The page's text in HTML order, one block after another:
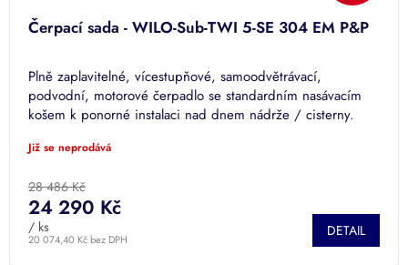
Čerpací sada - WILO-Sub-TWI 5-SE 304 EM P&P
Plně zaplavitelné, vícestupňové, samoodvětrávací,
podvodní, motorové čerpadlo se standardním nasávacím
košem k ponorné instalaci nad dnem nádrže / cisterny.
Již se neprodává
28 486 Kč
20 074,40 Kč bez DPH
24 290 Kč
/ ks DETAIL